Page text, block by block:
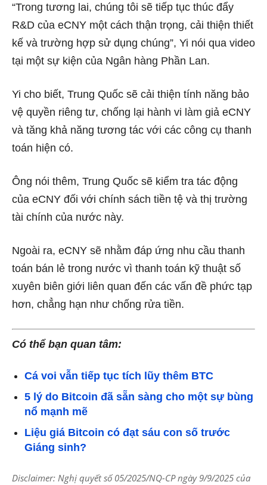
“Trong tương lai, chúng tôi sẽ tiếp tục thúc đẩy
R&D của eCNY một cách thận trọng, cải thiện thiết
kế và trường hợp sử dụng chúng”, Yi nói qua video
tại một sự kiện của Ngân hàng Phần Lan.
Yi cho biết, Trung Quốc sẽ cải thiện tính năng bảo
vệ quyền riêng tư, chống lại hành vi làm giả eCNY
và tăng khả năng tương tác với các công cụ thanh
toán hiện có.
Ông nói thêm, Trung Quốc sẽ kiểm tra tác động
của eCNY đối với chính sách tiền tệ và thị trường
tài chính của nước này.
Ngoài ra, eCNY sẽ nhằm đáp ứng nhu cầu thanh
toán bán lẻ trong nước vì thanh toán kỹ thuật số
xuyên biên giới liên quan đến các vấn đề phức tạp
hơn, chẳng hạn như chống rửa tiền.
Có thể bạn quan tâm:
Cá voi vẫn tiếp tục tích lũy thêm BTC
5 lý do Bitcoin đã sẵn sàng cho một sự bùng
nổ mạnh mẽ
Liệu giá Bitcoin có đạt sáu con số trước
Giáng sinh?
Disclaimer: Nghị quyết số 05/2025/NQ-CP ngày 9/9/2025 của